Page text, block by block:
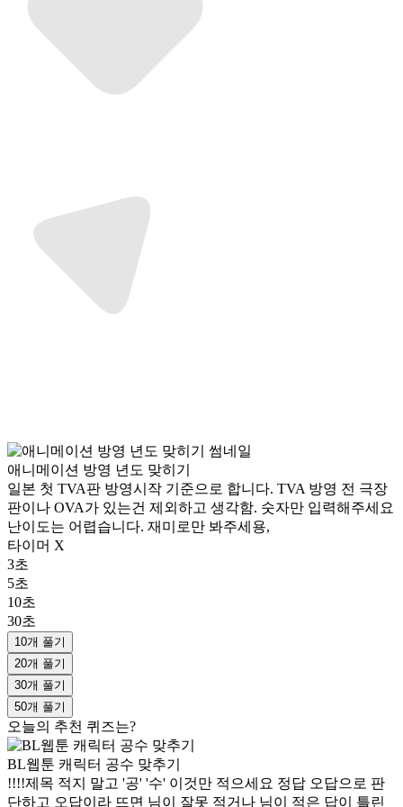
애니메이션 방영 년도 맞히기
일본 첫 TVA판 방영시작 기준으로 합니다. TVA 방영 전 극장
판이나 OVA가 있는건 제외하고 생각함. 숫자만 입력해주세요
난이도는 어렵습니다. 재미로만 봐주세용,
타이머 X
3초
5초
10초
30초
10개 풀기
20개 풀기
30개 풀기
50개 풀기
오늘의 추천 퀴즈는?
BL웹툰 캐릭터 공수 맞추기
!!!!제목 적지 말고 '공' '수' 이것만 적으세요 정답 오답으로 판
단하고 오답이라 뜨면 님이 잘못 적거나 님이 적은 답이 틀린